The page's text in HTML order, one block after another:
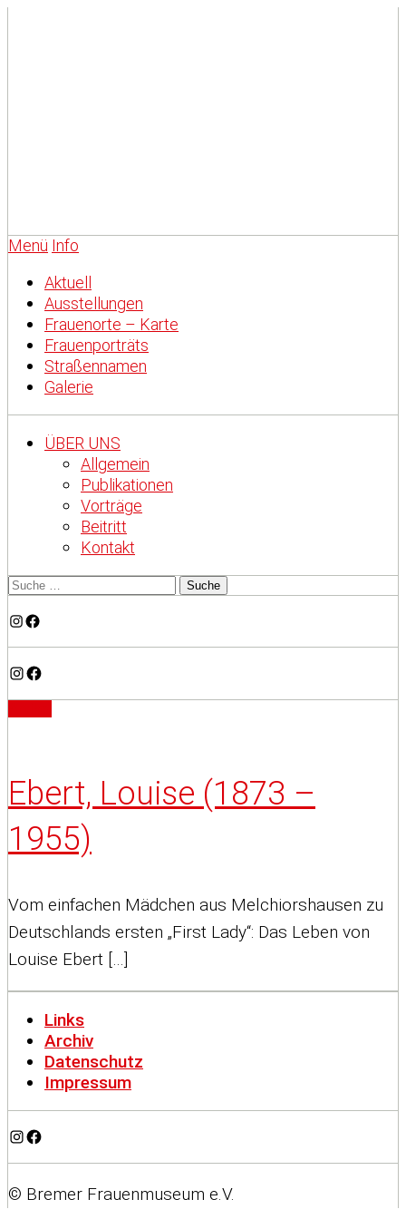
Menü Info
Aktuell
Ausstellungen
Frauenorte – Karte
Frauenporträts
Straßennamen
Galerie
ÜBER UNS
Allgemein
Publikationen
Vorträge
Beitritt
Kontakt
Instagram
Facebook
Instagram
Facebook
Ebert, Louise (1873 –
1955)
Vom einfachen Mädchen aus Melchiorshausen zu
Deutschlands ersten „First Lady“: Das Leben von
Louise Ebert […]
Links
Archiv
Datenschutz
Impressum
Instagram
Facebook
© Bremer Frauenmuseum e.V.